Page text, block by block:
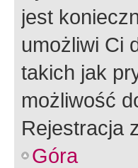
jest
umożliwi Ci
takich jak
możliwość
Rejestracja
Góra